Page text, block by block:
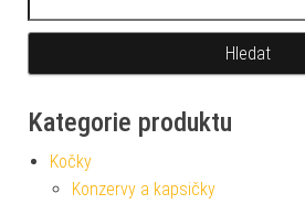
Kategorie produktu
Kočky
Konzervy a kapsičky